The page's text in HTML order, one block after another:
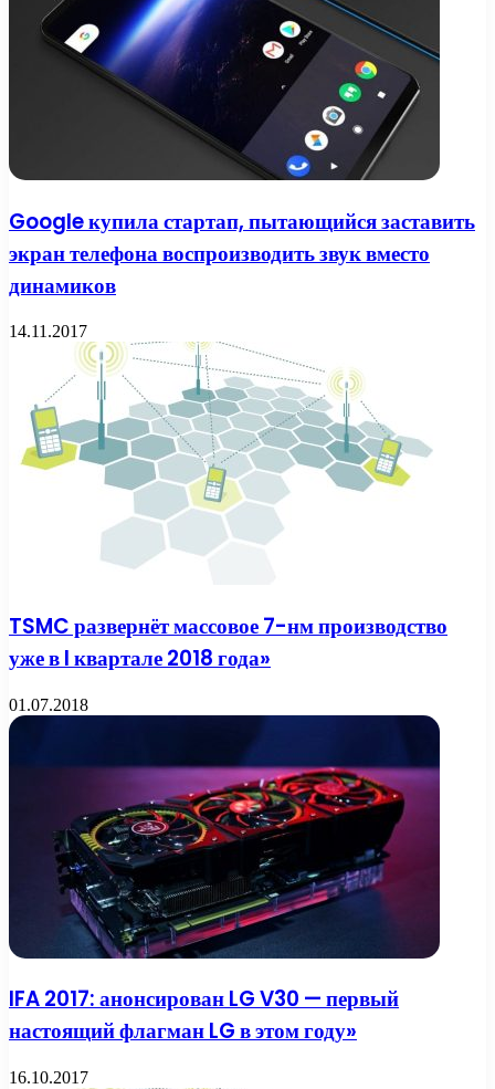
Google купила стартап, пытающийся заставить
экран телефона воспроизводить звук вместо
динамиков
14.11.2017
TSMC развернёт массовое 7-нм производство
уже в I квартале 2018 года»
01.07.2018
IFA 2017: анонсирован LG V30 — первый
настоящий флагман LG в этом году»
16.10.2017